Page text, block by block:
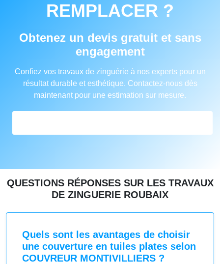
REMPLACER ?
Obtenez un devis gratuit et sans
engagement
Confiez vos travaux de zinguérie à nos experts pour un
résultat durable et esthétique. Contactez-nous dès
maintenant pour une estimation sur mesure.
QUESTIONS RÉPONSES SUR LES TRAVAUX
DE ZINGUERIE ROUBAIX
Quels sont les avantages de choisir
une couverture en tuiles plates selon
COUVREUR MONTIVILLIERS ?